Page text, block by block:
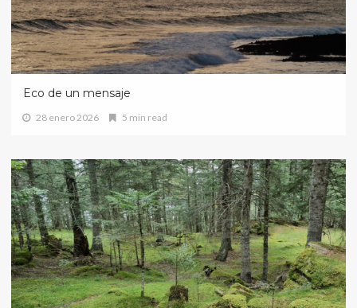
Eco de un mensaje
28 enero 2026 5 min read